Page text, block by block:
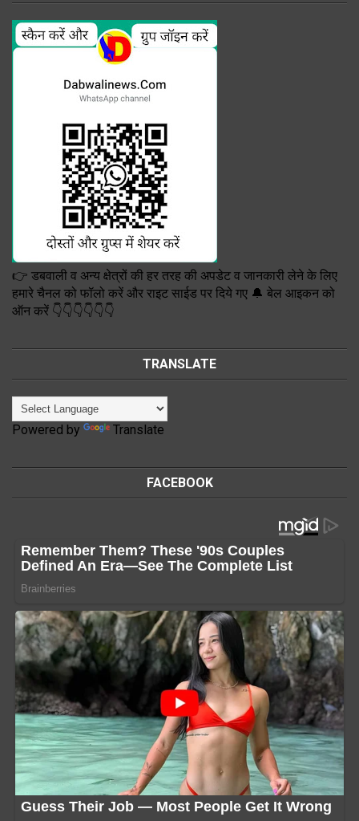
👉 डबवाली व अन्य क्षेत्रों की हर तरह की अपडेट व जानकारी लेने के लिए
हमारे चैनल को फॉलो करें और राइट साईड पर दिये गए 🔔 बेल आइकन को
ऑन करें 👇👇👇👇👇👇
TRANSLATE
Powered by Translate
FACEBOOK